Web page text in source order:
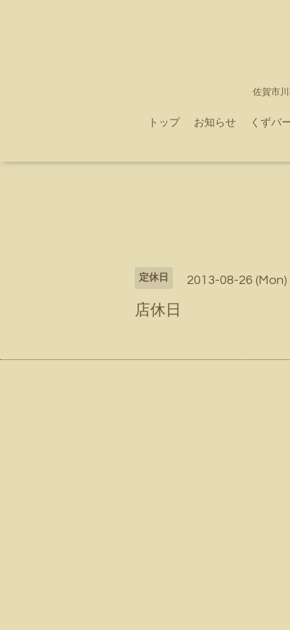
佐賀市
トップ お知らせ くずバ
定休日 2013-08-26 (Mon)
店休日